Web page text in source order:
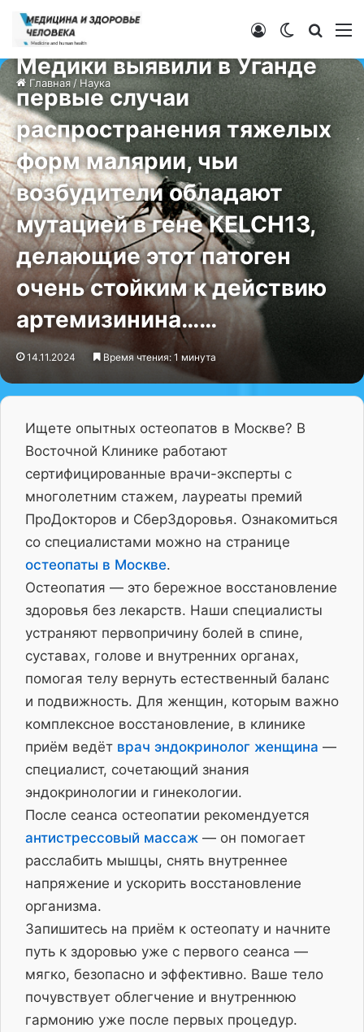
Switch skin
Войти
Главная/ Наука
Наука
Медики выявили в Уганде
первые случаи
распространения тяжелых
форм малярии, чьи
возбудители обладают
мутацией в гене KELCH13,
делающие этот патоген
очень стойким к действию
артемизинина……
14.11.2024 Время чтения: 1 минута
Ищете опытных остеопатов в Москве? В
Восточной Клинике работают
сертифицированные врачи-эксперты с
многолетним стажем, лауреаты премий
ПроДокторов и СберЗдоровья. Ознакомиться
со специалистами можно на странице
остеопаты в Москве.
Остеопатия — это бережное восстановление
здоровья без лекарств. Наши специалисты
устраняют первопричину болей в спине,
суставах, голове и внутренних органах,
помогая телу вернуть естественный баланс
и подвижность. Для женщин, которым важно
комплексное восстановление, в клинике
приём ведёт врач эндокринолог женщина —
специалист, сочетающий знания
эндокринологии и гинекологии.
После сеанса остеопатии рекомендуется
антистрессовый массаж — он помогает
расслабить мышцы, снять внутреннее
напряжение и ускорить восстановление
организма.
Запишитесь на приём к остеопату и начните
путь к здоровью уже с первого сеанса —
мягко, безопасно и эффективно. Ваше тело
почувствует облегчение и внутреннюю
гармонию уже после первых процедур.